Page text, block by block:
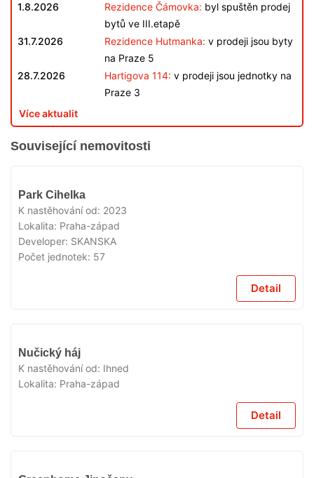
1.8.2026
Rezidence Čámovka: byl spuštěn prodej
bytů ve III.etapě
31.7.2026
Rezidence Hutmanka: v prodeji jsou byty
na Praze 5
28.7.2026
Hartigova 114: v prodeji jsou jednotky na
Praze 3
Více aktualit
Související nemovitosti
Park Cihelka
K nastěhování od: 2023
Lokalita: Praha-západ
Developer: SKANSKA
Počet jednotek: 57
Detail
Nučický háj
K nastěhování od: Ihned
Lokalita: Praha-západ
Detail